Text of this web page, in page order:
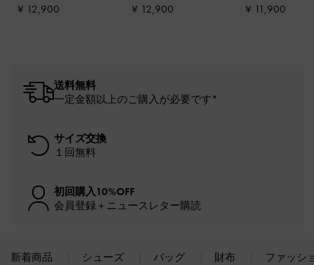
クリーム
¥ 12,900 ¥ 12,900 ¥ 11,900
送料無料
一定金額以上のご購入が必要です*
サイズ交換
１回無料
初回購入10%OFF
会員登録＋ニュースレター購読
新着商品 シューズ バッグ 財布 ファッシ